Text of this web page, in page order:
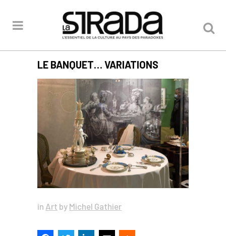
LE BANQUET… VARIATIONS
in Art by Michel Gathier